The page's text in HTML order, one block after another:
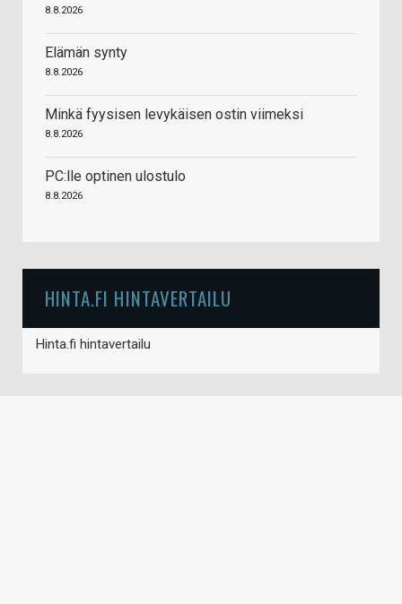
8.8.2026
Elämän synty
8.8.2026
Minkä fyysisen levykäisen ostin viimeksi
8.8.2026
PC:lle optinen ulostulo
8.8.2026
HINTA.FI HINTAVERTAILU
Hinta.fi hintavertailu